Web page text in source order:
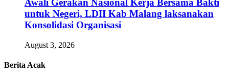
Awali Gerakan Nasional Kerja Bersama Bakti
untuk Negeri, LDII Kab Malang laksanakan
Konsolidasi Organisasi
August 3, 2026
Berita Acak